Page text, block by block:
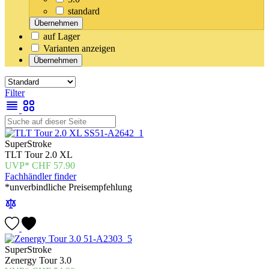
standard
Übernehmen
auf Lager
Varianten anzeigen
Übernehmen
Filter
SuperStroke
TLT Tour 2.0 XL
CHF 57.90
Fachhändler finder
*unverbindliche Preisempfehlung
SuperStroke
Zenergy Tour 3.0